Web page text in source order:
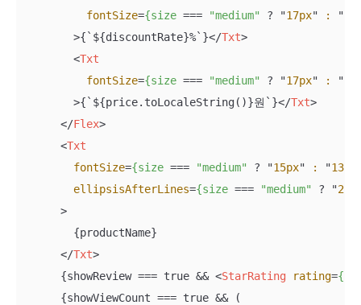
fontSize={size === "medium" ? "17px" : "
        >
{`${discountRate}%`}</Txt>
<Txt
fontSize={size === "medium" ? "17px" : "
        >
{`${price.toLocaleString()}원`}</Txt>
</Flex>
<Txt
fontSize={size === "medium" ? "15px" : "13px
ellipsisAfterLines={size === "medium" ? "2
      >
        {productName}
</Txt>
      {showReview === true &&
<StarRating rating=
      {showViewCount === true && (